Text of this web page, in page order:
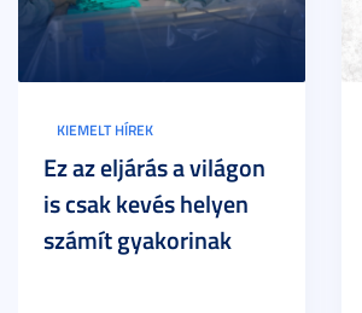
KIEMELT HÍREK
Ez az eljárás a világon
is csak kevés helyen
számít gyakorinak